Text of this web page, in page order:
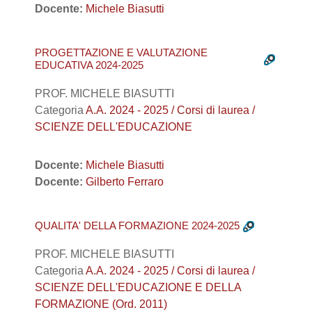
Docente: Michele Biasutti
PROGETTAZIONE E VALUTAZIONE
EDUCATIVA 2024-2025
PROF. MICHELE BIASUTTI
Categoria A.A. 2024 - 2025 / Corsi di laurea /
SCIENZE DELL'EDUCAZIONE
Docente: Michele Biasutti
Docente: Gilberto Ferraro
QUALITA' DELLA FORMAZIONE 2024-2025
PROF. MICHELE BIASUTTI
Categoria A.A. 2024 - 2025 / Corsi di laurea /
SCIENZE DELL'EDUCAZIONE E DELLA
FORMAZIONE (Ord. 2011)